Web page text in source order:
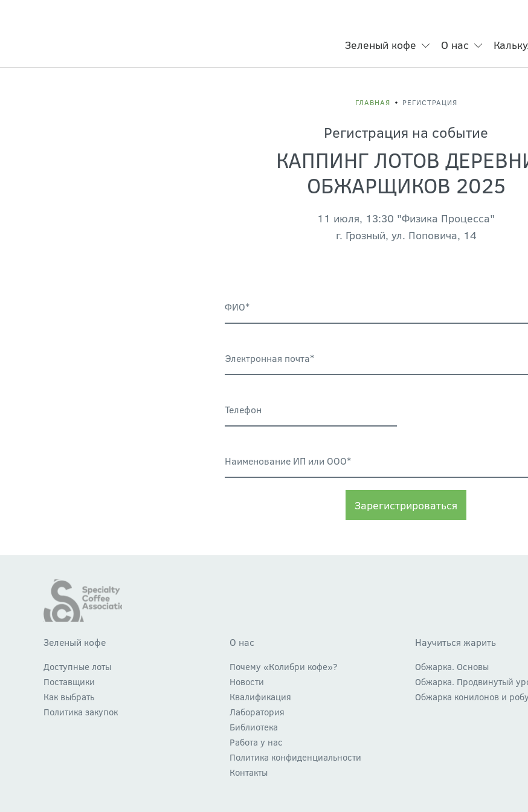
Зеленый кофе О нас
ГЛАВНАЯ РЕГИСТРАЦИЯ
Регистрация на событие
КАППИНГ ЛОТОВ
ОБЖАРЩИКОВ 2025
11 июля, 13:30 "Физика Процесса"
г. Грозный, ул. Поповича, 14
ФИО*
Электронная почта*
Телефон
Наименование ИП или ООО*
Зарегистрироваться
Зеленый кофе
Доступные лоты
Поставщики
Как выбрать
Политика закупок
О нас
Почему «Колибри кофе»?
Новости
Квалификация
Лаборатория
Библиотека
Работа у нас
Политика конфиденциальности
Контакты
Научиться жарить
Обжарка. Основы
Обжарка. Продвинутый
Обжарка конилонов и